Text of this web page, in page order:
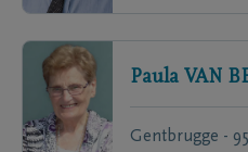
Paula VAN
Gentbrugge -